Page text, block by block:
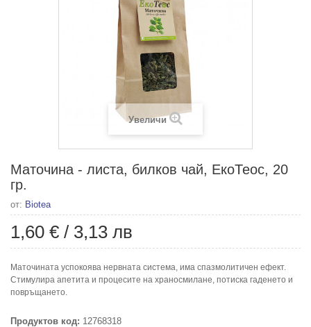
Увеличи
Маточина - листа, билков чай, ЕкоТеос, 20
гр.
от: Biotea
1,60 € / 3,13 лв
Маточината успокоява нервната система, има спазмолитичен ефект.
Стимулира апетита и процесите на храносмилане, потиска гаденето и
повръщането.
Продуктов код: 12768318